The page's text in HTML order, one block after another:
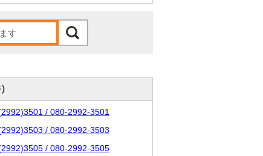
/ 080-2992-3501
/ 080-2992-3503
/ 080-2992-3505